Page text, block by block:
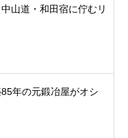
中山道・和田宿に佇むリ
85年の元鍛冶屋がオシ